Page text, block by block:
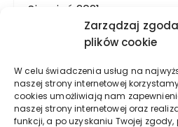
Zarządzaj
plików cookie
W celu świadczenia usług na
naszej strony internetowej
cookies umożliwiają nam
naszej strony internetowej oraz
funkcji, a po uzyskaniu Twojej zgody,
Sierpień 2021
Lipiec 2021
Czerwiec 2021